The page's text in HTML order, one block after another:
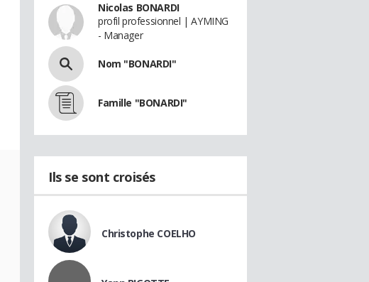
Nicolas BONARDI
profil professionnel | AYMING
- Manager
Nom "BONARDI"
Famille "BONARDI"
Ils se sont croisés
Christophe COELHO